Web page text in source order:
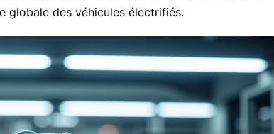
globale des véhicules électrifiés.